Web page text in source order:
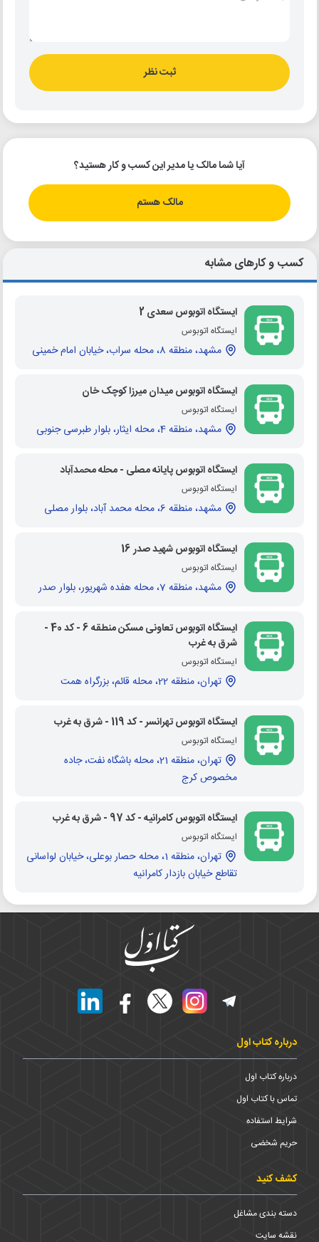
ثبت نظر
آیا شما مالک یا مدیر این کسب و کار هستید؟
مالک هستم
کسب و کارهای مشابه
ایستگاه اتوبوس سعدی 2
ایستگاه اتوبوس
مشهد، منطقه 8، محله سراب، خیابان امام خمینی
ایستگاه اتوبوس میدان میرزا کوچک خان
ایستگاه اتوبوس
مشهد، منطقه 4، محله ایثار، بلوار طبرسی جنوبی
ایستگاه اتوبوس پایانه مصلی - محله محمدآباد
ایستگاه اتوبوس
مشهد، منطقه 6، محله محمد آباد، بلوار مصلی
ایستگاه اتوبوس شهید صدر 16
ایستگاه اتوبوس
مشهد، منطقه 7، محله هفده شهریور، بلوار صدر
ایستگاه اتوبوس تعاونی مسکن منطقه 6 - کد 40 -
شرق به غرب
ایستگاه اتوبوس
تهران، منطقه 22، محله قائم، بزرگراه همت
ایستگاه اتوبوس تهرانسر - کد 119 - شرق به غرب
ایستگاه اتوبوس
تهران، منطقه 21، محله باشگاه نفت، جاده
مخصوص کرج
ایستگاه اتوبوس کامرانیه - کد 97 - شرق به غرب
ایستگاه اتوبوس
تهران، منطقه 1، محله حصار بوعلی، خیابان لواسانی
تقاطع خیابان بازدار کامرانیه
درباره کتاب اول
درباره کتاب اول
تماس با کتاب اول
شرایط استفاده
حریم شخضی
کشف کنید
دسته بندی مشاغل
نقشه سایت